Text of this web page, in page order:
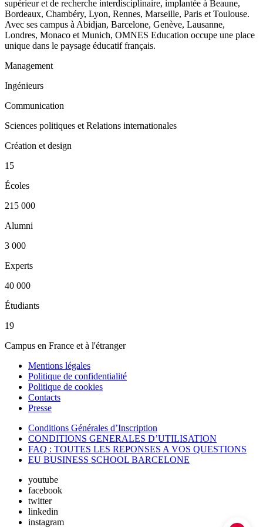
supérieur et de recherche interdisciplinaire, implantée à Beaune,
Bordeaux, Chambéry, Lyon, Rennes, Marseille, Paris et Toulouse.
Avec ses campus à Abidjan, Barcelone, Genève, Lausanne,
Londres, Monaco et Munich, OMNES Education occupe une place
unique dans le paysage éducatif français.
Management
Ingénieurs
Communication
Sciences politiques et Relations internationales
Création et design
15
Écoles
215 000
Alumni
3 000
Experts
40 000
Étudiants
19
Campus en France et à l'étranger
Mentions légales
Politique de confidentialité
Politique de cookies
Contacts
Presse
Conditions Générales d’Inscription
CONDITIONS GENERALES D’UTILISATION
FAQ : TOUTES LES REPONSES A VOS QUESTIONS
EU BUSINESS SCHOOL BARCELONE
youtube
facebook
twitter
linkedin
instagram